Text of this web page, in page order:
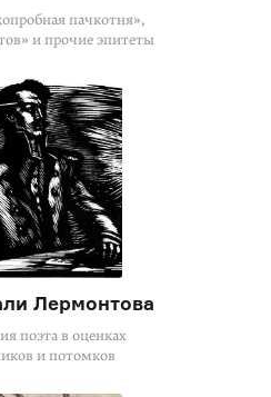
пачкотня»,
и прочие эпитеты
Лермонтова
поэта в оценках
и потомков